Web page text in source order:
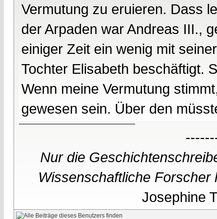
Vermutung zu eruieren. Dass
der Arpaden war Andreas III.,
einiger Zeit ein wenig mit
Tochter Elisabeth beschäftigt.
Wenn meine Vermutung
gewesen sein. Über den
Nur die
Wissenschaftliche
Josephine